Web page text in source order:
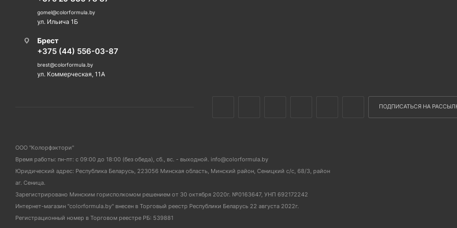
gomel@colorformula.by
ул. Ильича 1Б
Брест
+375 (44) 556-03-87
brest@colorformula.by
ул. Коммерческая, 11А
ПОДПИСАТЬСЯ НА
ООО "Колорфэктори"
Время работы: пн-пт: с 09:00 до 18:00 (без обеда), сб., вс. - выходной. info@colorformula.by
Юридический адрес: Республика Беларусь, 223056 Минская область, Минский район, Сеницкий с/с, 68/3, район
аг. Сеница.
Зарегистрировано Минским горисполкомом решением от 30 октября 2020г. №0163647, УНП 692172242
Интернет-магазин "colorformula.by" внесен в Торговый реестр Республики Беларусь 22 августа 2022г.
Регистрационный номер в Торговом реестре РБ: 539881